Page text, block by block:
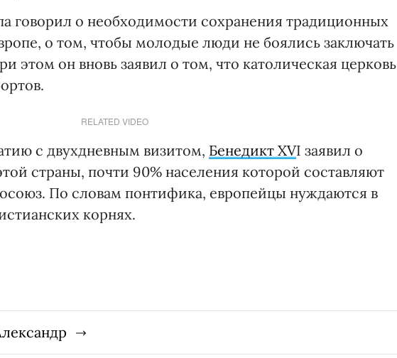
говорил о необходимости сохранения традиционных
о том, чтобы молодые люди не боялись заключать
этом он вновь заявил о том, что католическая церковь
RELATED VIDEO
с двухдневным визитом, Бенедикт XVI заявил о
страны, почти 90% населения которой составляют
По словам понтифика, европейцы нуждаются в
корнях.